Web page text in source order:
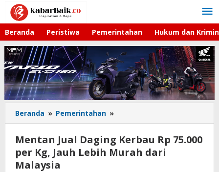
Lewati
konten
Beranda Peristiwa Pemerintahan Hukum dan
Beranda » Pemerintahan »
Jual
Daging
Kerbau
Rp
Mentan Jual Daging Kerbau Rp 75.000
per Kg, Jauh Lebih Murah dari
Malaysia